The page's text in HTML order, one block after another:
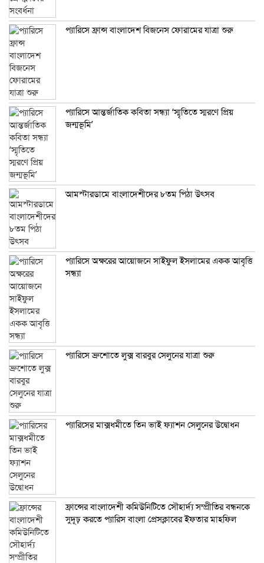
প্যারিসে ফ্রান্স বাংলাদেশ বিজনেস ফোরামের যাত্রা শুরু
প্যারিসে আন্তর্জাতিক কবিতা সন্ধ্যা ‘স্মৃতিতে স্মরণে প্রিয়
জন্মভূমি’
আমস্টারডামে বাংলাদেশীদের ৮তম পিঠা উৎসব
প্যারিসে অক্ষরের আয়োজনে সাইফুল ইসলামের একক আবৃত্তি
সন্ধ্যা
প্যারিসে ব্রুশোতে লুক্স বারবুর সেলুনের যাত্রা শুরু
প্যারিসের মাক্সধমীতে তিন ভাই ফ্যাশন সেলুনের উদ্বোধন
ফ্রান্সের বাংলাদেশী কমিউনিটিতে সৌহার্দ্য সম্প্রীতির বন্ধনকে
সুদূঢ় করতে প্যারিস বাংলা প্রেসক্লাবের ইফতার মাহফিল